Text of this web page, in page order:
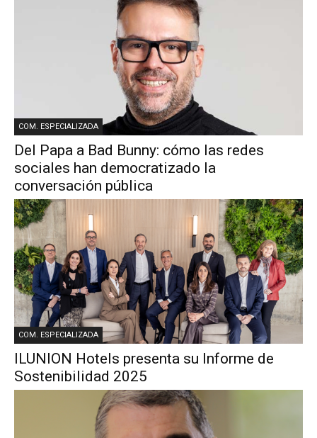
COM. ESPECIALIZADA
Del Papa a Bad Bunny: cómo las redes
sociales han democratizado la
conversación pública
COM. ESPECIALIZADA
ILUNION Hotels presenta su Informe de
Sostenibilidad 2025